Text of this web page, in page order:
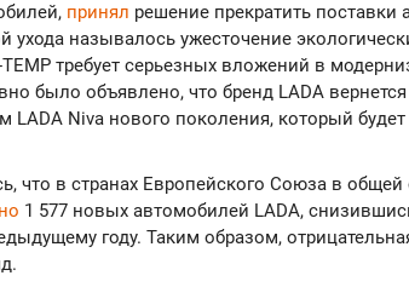
принял решение прекратить поставки
ухода называлось ужесточение
TEMP требует серьезных вложений в
было объявлено, что бренд LADA
LADA Niva нового поколения, который будет
что в странах Европейского Союза в общей
1 577 новых автомобилей LADA,
году. Таким образом,